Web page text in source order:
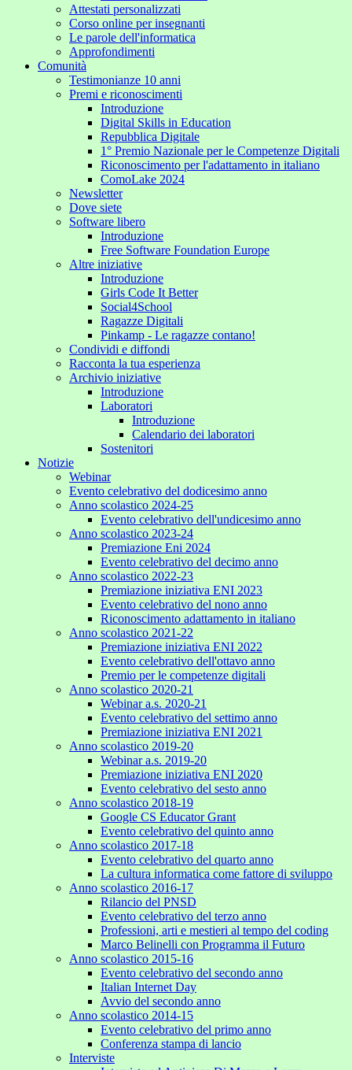
Attestati personalizzati
Corso online per insegnanti
Le parole dell'informatica
Approfondimenti
Comunità
Testimonianze 10 anni
Premi e riconoscimenti
Introduzione
Digital Skills in Education
Repubblica Digitale
1° Premio Nazionale per le Competenze Digitali
Riconoscimento per l'adattamento in italiano
ComoLake 2024
Newsletter
Dove siete
Software libero
Introduzione
Free Software Foundation Europe
Altre iniziative
Introduzione
Girls Code It Better
Social4School
Ragazze Digitali
Pinkamp - Le ragazze contano!
Condividi e diffondi
Racconta la tua esperienza
Archivio iniziative
Introduzione
Laboratori
Introduzione
Calendario dei laboratori
Sostenitori
Notizie
Webinar
Evento celebrativo del dodicesimo anno
Anno scolastico 2024-25
Evento celebrativo dell'undicesimo anno
Anno scolastico 2023-24
Premiazione Eni 2024
Evento celebrativo del decimo anno
Anno scolastico 2022-23
Premiazione iniziativa ENI 2023
Evento celebrativo del nono anno
Riconoscimento adattamento in italiano
Anno scolastico 2021-22
Premiazione iniziativa ENI 2022
Evento celebrativo dell'ottavo anno
Premio per le competenze digitali
Anno scolastico 2020-21
Webinar a.s. 2020-21
Evento celebrativo del settimo anno
Premiazione iniziativa ENI 2021
Anno scolastico 2019-20
Webinar a.s. 2019-20
Premiazione iniziativa ENI 2020
Evento celebrativo del sesto anno
Anno scolastico 2018-19
Google CS Educator Grant
Evento celebrativo del quinto anno
Anno scolastico 2017-18
Evento celebrativo del quarto anno
La cultura informatica come fattore di sviluppo
Anno scolastico 2016-17
Rilancio del PNSD
Evento celebrativo del terzo anno
Professioni, arti e mestieri al tempo del coding
Marco Belinelli con Programma il Futuro
Anno scolastico 2015-16
Evento celebrativo del secondo anno
Italian Internet Day
Avvio del secondo anno
Anno scolastico 2014-15
Evento celebrativo del primo anno
Conferenza stampa di lancio
Interviste